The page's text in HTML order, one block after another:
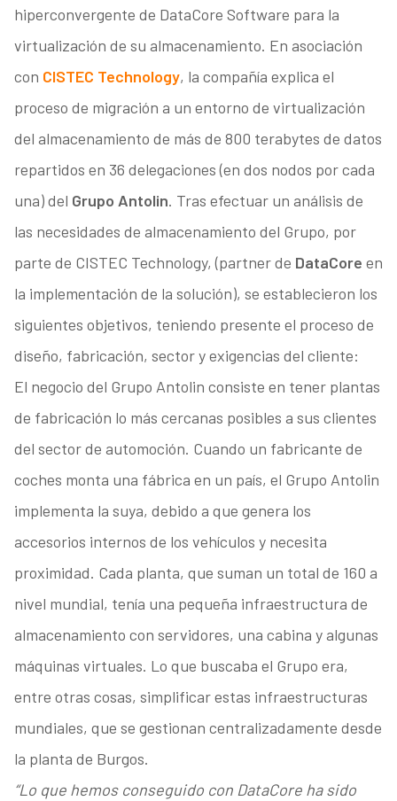
hiperconvergente de DataCore Software para la
virtualización de su almacenamiento. En asociación
con CISTEC Technology, la compañía explica el
proceso de migración a un entorno de virtualización
del almacenamiento de más de 800 terabytes de datos
repartidos en 36 delegaciones (en dos nodos por cada
una) del Grupo Antolin. Tras efectuar un análisis de
las necesidades de almacenamiento del Grupo, por
parte de CISTEC Technology, (partner de DataCore en
la implementación de la solución), se establecieron los
siguientes objetivos, teniendo presente el proceso de
diseño, fabricación, sector y exigencias del cliente:
El negocio del Grupo Antolin consiste en tener plantas
de fabricación lo más cercanas posibles a sus clientes
del sector de automoción. Cuando un fabricante de
coches monta una fábrica en un país, el Grupo Antolin
implementa la suya, debido a que genera los
accesorios internos de los vehículos y necesita
proximidad. Cada planta, que suman un total de 160 a
nivel mundial, tenía una pequeña infraestructura de
almacenamiento con servidores, una cabina y algunas
máquinas virtuales. Lo que buscaba el Grupo era,
entre otras cosas, simplificar estas infraestructuras
mundiales, que se gestionan centralizadamente desde
la planta de Burgos.
“Lo que hemos conseguido con DataCore ha sido